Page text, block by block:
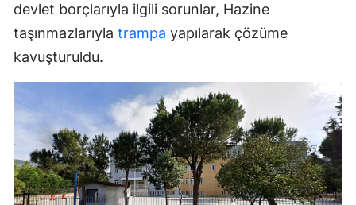
devlet borçlarıyla ilgili sorunlar, Hazine
taşınmazlarıyla trampa yapılarak çözüme
kavuşturuldu.